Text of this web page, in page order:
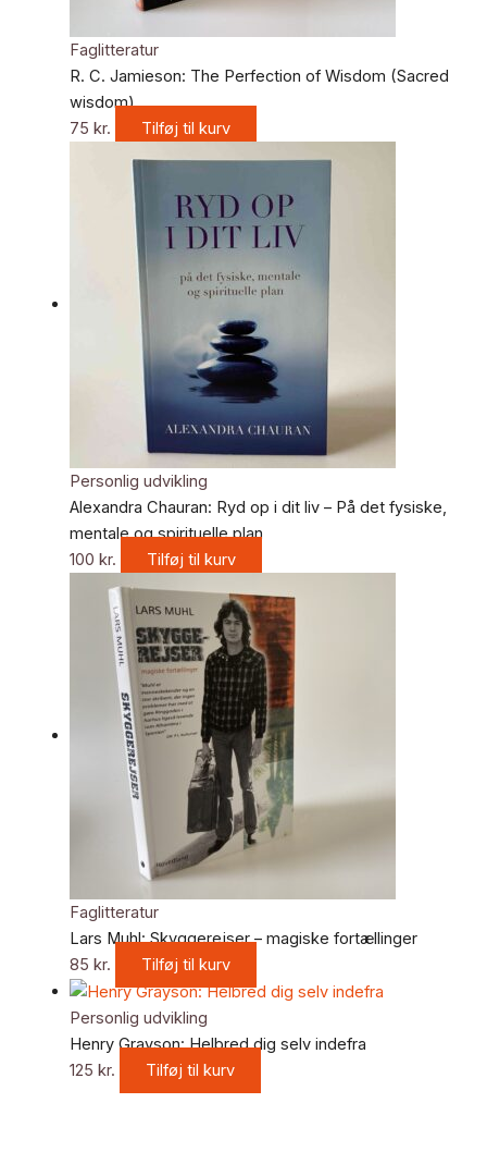
Faglitteratur
R. C. Jamieson: The Perfection of Wisdom (Sacred
wisdom)
75 kr. Tilføj til kurv
Personlig udvikling
Alexandra Chauran: Ryd op i dit liv – På det fysiske,
mentale og spirituelle plan
100 kr. Tilføj til kurv
Faglitteratur
Lars Muhl: Skyggerejser – magiske fortællinger
85 kr. Tilføj til kurv
Personlig udvikling
Henry Grayson: Helbred dig selv indefra
125 kr. Tilføj til kurv